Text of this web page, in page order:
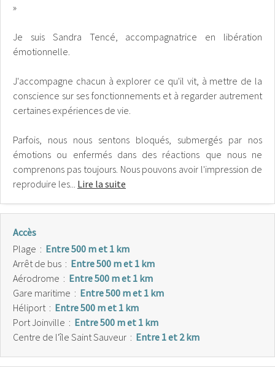
»
Je suis Sandra Tencé, accompagnatrice en libération
émotionnelle.
J'accompagne chacun à explorer ce qu'il vit, à mettre de la
conscience sur ses fonctionnements et à regarder autrement
certaines expériences de vie.
Parfois, nous nous sentons bloqués, submergés par nos
émotions ou enfermés dans des réactions que nous ne
comprenons pas toujours. Nous pouvons avoir l'impression de
reproduire les... Lire la suite
Accès
Plage : Entre 500 m et 1 km
Arrêt de bus : Entre 500 m et 1 km
Aérodrome : Entre 500 m et 1 km
Gare maritime : Entre 500 m et 1 km
Héliport : Entre 500 m et 1 km
Port Joinville : Entre 500 m et 1 km
Centre de l'île Saint Sauveur : Entre 1 et 2 km